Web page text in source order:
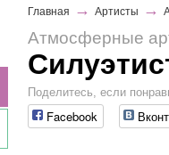
Главная → Артисты →
Атмосферные
Поделитесь, если
Facebook